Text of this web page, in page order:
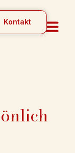
Kontakt